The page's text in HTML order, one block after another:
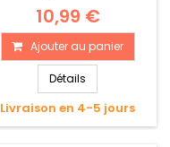
10,99 €
Ajouter au panier
Détails
Livraison en 4-5 jours